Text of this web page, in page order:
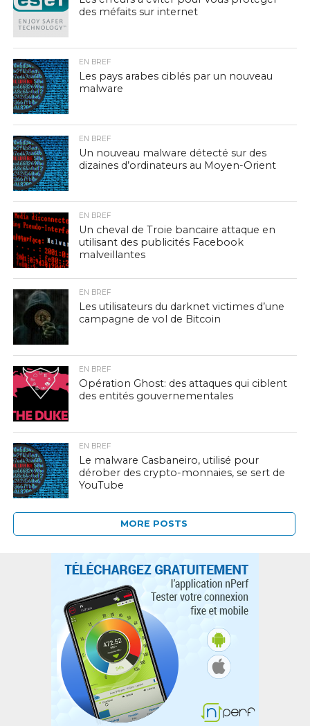
des méfaits sur internet
EN BREF
Les pays arabes ciblés par un nouveau
malware
EN BREF
Un nouveau malware détecté sur des
dizaines d’ordinateurs au Moyen-Orient
EN BREF
Un cheval de Troie bancaire attaque en
utilisant des publicités Facebook
malveillantes
EN BREF
Les utilisateurs du darknet victimes d’une
campagne de vol de Bitcoin
EN BREF
Opération Ghost: des attaques qui ciblent
des entités gouvernementales
EN BREF
Le malware Casbaneiro, utilisé pour
dérober des crypto-monnaies, se sert de
YouTube
MORE POSTS